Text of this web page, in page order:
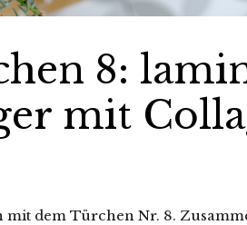
8:
mit
mit dem Türchen Nr. 8.